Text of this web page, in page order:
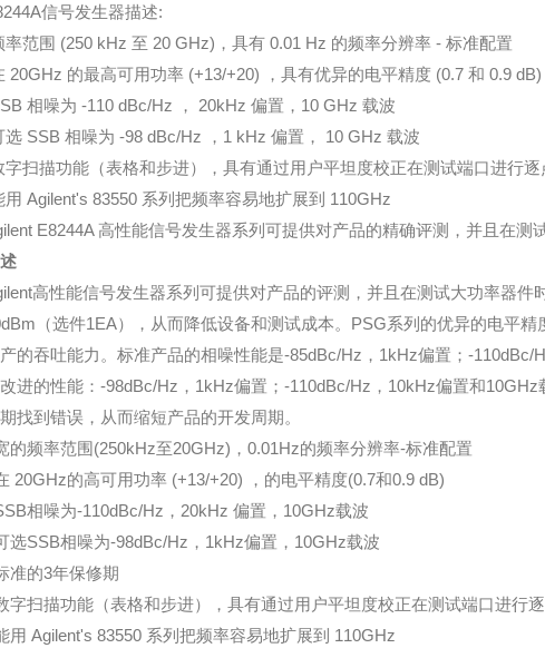
信号发生器描述:
率范围 (250 kHz 至 20 GHz)，具有 0.01 Hz 的频率分辨率 - 标准配置
20GHz 的最高可用功率 (+13/+20) ，具有优异的电平精度 (0.7 和 0.9 dB)
相噪为 -110 dBc/Hz ， 20kHz 偏置，10 GHz 载波
选 SSB 相噪为 -98 dBc/Hz ，1 kHz 偏置， 10 GHz 载波
字扫描功能（表格和步进），具有通过用户平坦度校正在测试端口进行逐
用 Agilent's 83550 系列把频率容易地扩展到 110GHz
E8244A 高性能信号发生器系列可提供对产品的精确评测，并且在测
高性能信号发生器系列可提供对产品的评测，并且在测试大功率器
（选件1EA），从而降低设备和测试成本。PSG系列的优异的电平
的吞吐能力。标准产品的相噪性能是-85dBc/Hz，1kHz偏置；-
进的性能：-98dBc/Hz，1kHz偏置；-110dBc/Hz，10kHz偏置和
找到错误，从而缩短产品的开发周期。
的频率范围(250kHz至20GHz)，0.01Hz的频率分辨率-标准配置
20GHz的高可用功率 (+13/+20) ，的电平精度(0.7和0.9 dB)
相噪为-110dBc/Hz，20kHz 偏置，10GHz载波
选SSB相噪为-98dBc/Hz，1kHz偏置，10GHz载波
准的3年保修期
字扫描功能（表格和步进），具有通过用户平坦度校正在测试端口进行
用 Agilent's 83550 系列把频率容易地扩展到 110GHz